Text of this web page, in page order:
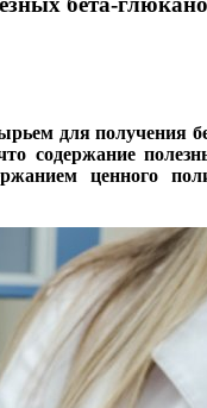
для
содержание
ценного